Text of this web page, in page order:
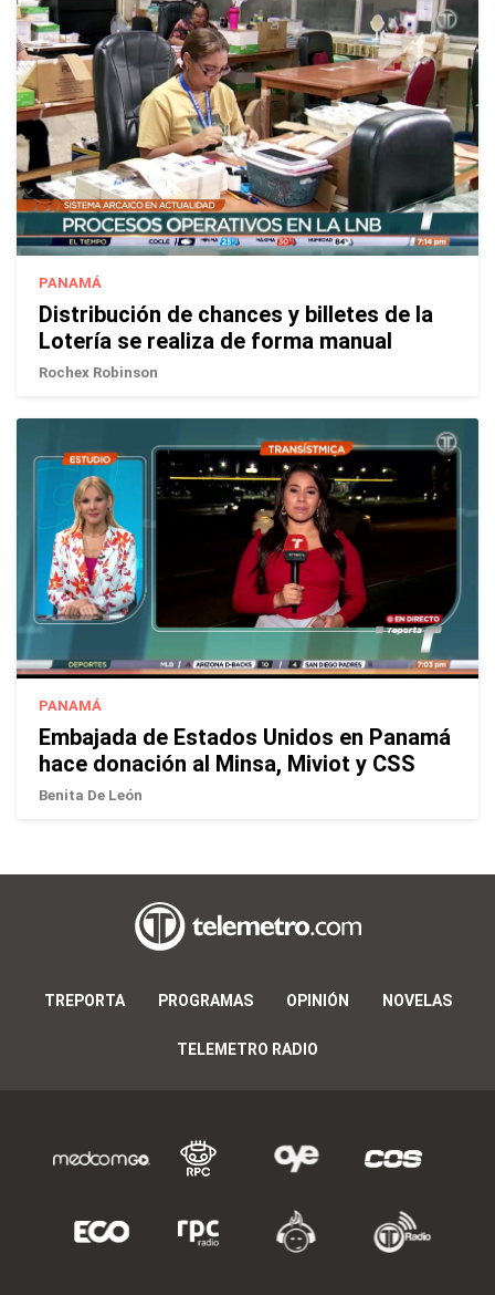
PANAMÁ
Distribución de chances y billetes de la
Lotería se realiza de forma manual
Rochex Robinson
PANAMÁ
Embajada de Estados Unidos en Panamá
hace donación al Minsa, Miviot y CSS
Benita De León
TREPORTA PROGRAMAS OPINIÓN NOVELAS
TELEMETRO RADIO